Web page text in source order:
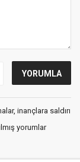
inançlara saldırı
yorumlar